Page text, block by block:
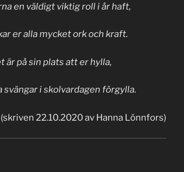
en väldigt viktig roll i år haft,
er alla mycket ork och kraft.
är på sin plats att er hylla,
svängar i skolvardagen förgylla.
(skriven 22.10.2020 av Hanna Lönnfors)